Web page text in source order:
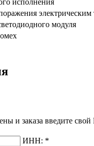
исполнения
электрическим
модуля
и заказа введите
ИНН: *